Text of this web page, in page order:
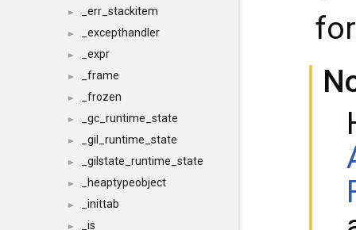
► _err_stackitem
► _excepthandler
► _expr
► _frame
► _frozen
► _gc_runtime_state
► _gil_runtime_state
► _gilstate_runtime_state
► _heaptypeobject
► _inittab
► _is